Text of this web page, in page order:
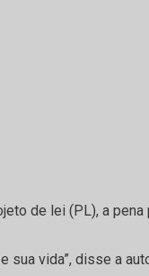
de lei (PL), a
sua vida”, disse a